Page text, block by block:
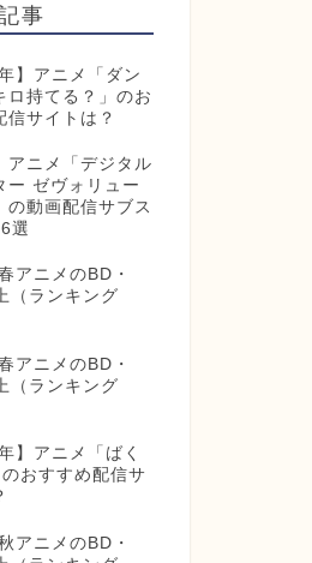
事
】アニメ「ダン
ロ持てる？」のお
信サイトは？
アニメ「デジタル
ー ゼヴォリュー
の動画配信サブス
選
アニメのBD・
（ランキング
アニメのBD・
（ランキング
】アニメ「ばく
おすすめ配信サ
アニメのBD・